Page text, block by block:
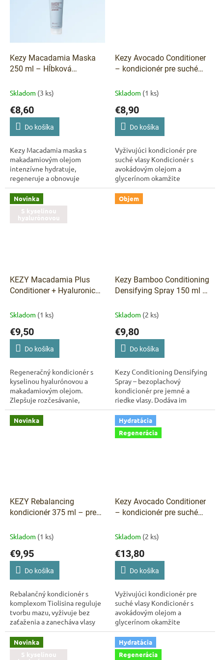
Kezy Macadamia Maska
250 ml – Hĺbková
Skladom (3 ks)
€8,60
Do košíka
Kezy Macadamia maska s
makadamiovým olejom
intenzívne hydratuje,
regeneruje a obnovuje
poškodené vlasy. Dodáva
hebkosť, lesk a vitalitu.
Kezy Avocado Conditioner
– kondicionér pre suché
Skladom (1 ks)
€8,90
Do košíka
Vyživujúci kondicionér pre
suché vlasy Kondicionér s
avokádovým olejom a
glycerínom okamžite
hydratuje, uhladzuje a vyživuje
suché a dehydrované vlasy.
Dodáva im hebkosť, lesk a...
Novinka
S kyselinou
hyalurónovou
KEZY Macadamia Plus
Conditioner + Hyaluronic
kondicionér pre veľmi
Skladom (1 ks)
€9,50
Do košíka
Regeneračný kondicionér s
kyselinou hyalurónovou a
makadamiovým olejom.
Zlepšuje rozčesávanie,
vyživuje vlasové vlákno a
zanecháva vlasy hladšie a
lesklejšie. KEZY Macadamia...
Objem
Kezy Bamboo Conditioning
Densifying Spray 150 ml –
spreji
Skladom (2 ks)
€9,80
Do košíka
Kezy Conditioning Densifying
Spray – bezoplachový
kondicionér pre jemné a
riedke vlasy. Dodáva im
hustotu, silu a prirodzený
objem bez zaťaženia.
Novinka
KEZY Rebalancing
kondicionér 375 ml – pre
Skladom (1 ks)
€9,95
Do košíka
Rebalančný kondicionér s
komplexom Tiolisina reguluje
tvorbu mazu, vyživuje bez
zaťaženia a zanecháva vlasy
hebké a plné vitality. Ideálny
pre mastnú pokožku hlavy.
Vegánske...
Hydratácia
Regenerácia
Kezy Avocado Conditioner
– kondicionér pre suché
Skladom (2 ks)
€13,80
Do košíka
Vyživujúci kondicionér pre
suché vlasy Kondicionér s
avokádovým olejom a
glycerínom okamžite
hydratuje, uhladzuje a vyživuje
suché a dehydrované vlasy.
Dodáva im hebkosť, lesk a...
Novinka
S kyselinou
Hydratácia
Regenerácia